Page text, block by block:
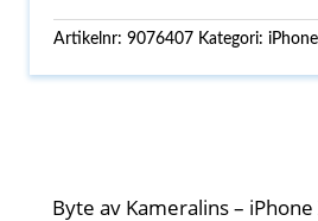
Artikelnr:9076407 Kategori:
Byte av Kameralins – iPhone